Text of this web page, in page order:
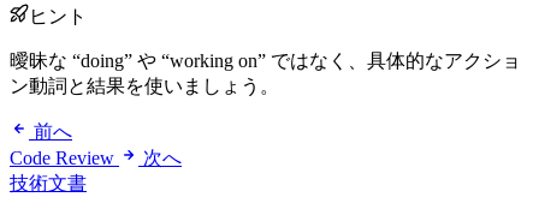
ヒント
曖昧な “doing” や “working on” ではなく、具体的なアクショ
ン動詞と結果を使いましょう。
前へ
Code Review
次へ
技術文書